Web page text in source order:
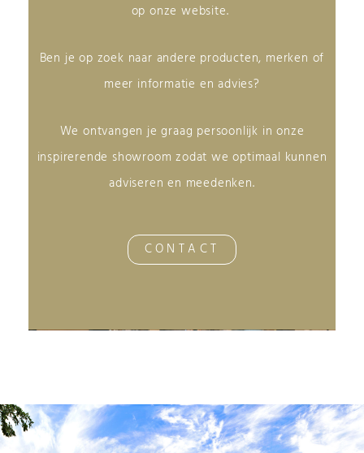
op onze website.
Ben je op zoek naar andere producten, merken of
meer informatie en advies?
We ontvangen je graag persoonlijk in onze
inspirerende showroom zodat we optimaal kunnen
adviseren en meedenken.
CONTACT